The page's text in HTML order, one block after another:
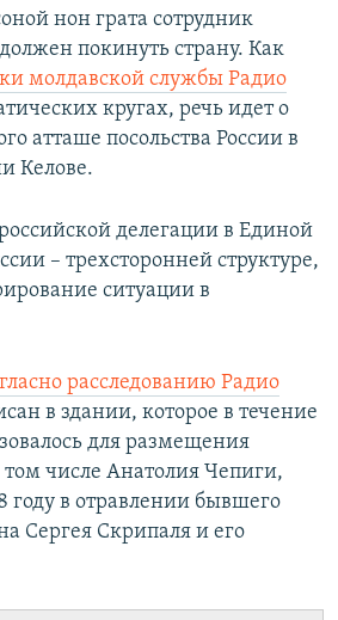
нон грата сотрудник
покинуть страну. Как
молдавской службы Радио
кругах, речь идет о
атташе посольства России в
Келове.
делегации в Единой
– трехсторонней структуре,
ситуации в
расследованию Радио
в здании, которое в течение
для размещения
том числе Анатолия Чепиги,
году в отравлении бывшего
Сергея Скрипаля и его